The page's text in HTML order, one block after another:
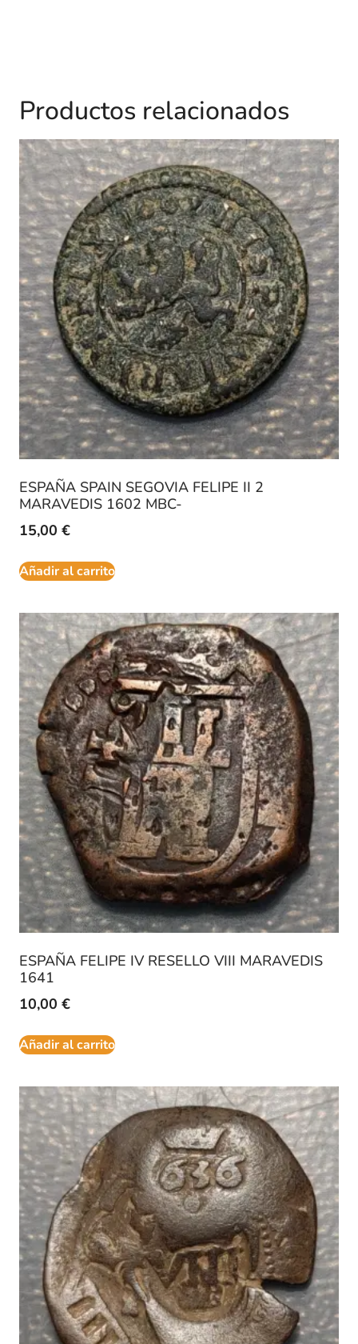
Productos relacionados
ESPAÑA SPAIN SEGOVIA FELIPE II 2
MARAVEDIS 1602 MBC-
15,00 €
Añadir al carrito
ESPAÑA FELIPE IV RESELLO VIII MARAVEDIS
1641
10,00 €
Añadir al carrito